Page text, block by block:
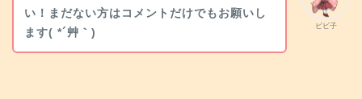
ビビ子
い！まだない方はコメントだけでもお願いし
ます( *´艸｀)